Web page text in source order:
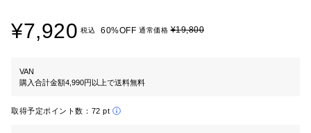
¥7,920 税込 60%OFF 通常価格¥19,800
VAN
購入合計金額4,990円以上で送料無料
取得予定ポイント数： 72 pt